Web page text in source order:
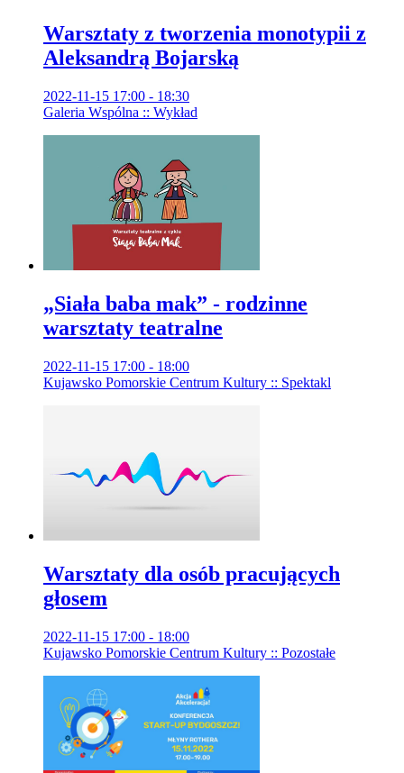
Warsztaty z tworzenia monotypii z
Aleksandrą Bojarską
2022-11-15 17:00 - 18:30
Galeria Wspólna :: Wykład
„Siała baba mak” - rodzinne
warsztaty teatralne
2022-11-15 17:00 - 18:00
Kujawsko Pomorskie Centrum Kultury :: Spektakl
Warsztaty dla osób pracujących
głosem
2022-11-15 17:00 - 18:00
Kujawsko Pomorskie Centrum Kultury :: Pozostałe